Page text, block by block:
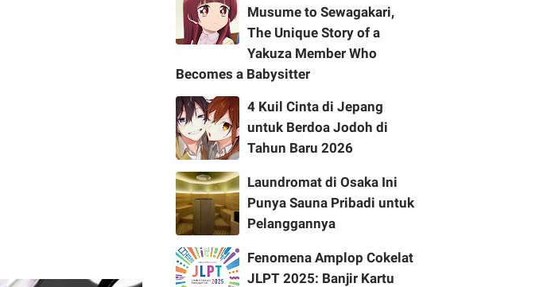
Musume to Sewagakari,
The Unique Story of a
Yakuza Member Who
Becomes a Babysitter
4 Kuil Cinta di Jepang
untuk Berdoa Jodoh di
Tahun Baru 2026
Laundromat di Osaka Ini
Punya Sauna Pribadi untuk
Pelanggannya
Fenomena Amplop Cokelat
JLPT 2025: Banjir Kartu